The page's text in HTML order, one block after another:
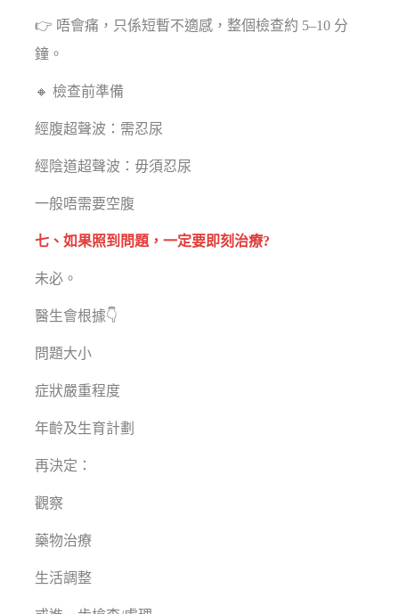
👉 唔會痛，只係短暫不適感，整個檢查約 5–10 分
鐘。
🔸 檢查前準備
經腹超聲波：需忍尿
經陰道超聲波：毋須忍尿
一般唔需要空腹
七、如果照到問題，一定要即刻治療?
未必。
醫生會根據👇
問題大小
症狀嚴重程度
年齡及生育計劃
再決定：
觀察
藥物治療
生活調整